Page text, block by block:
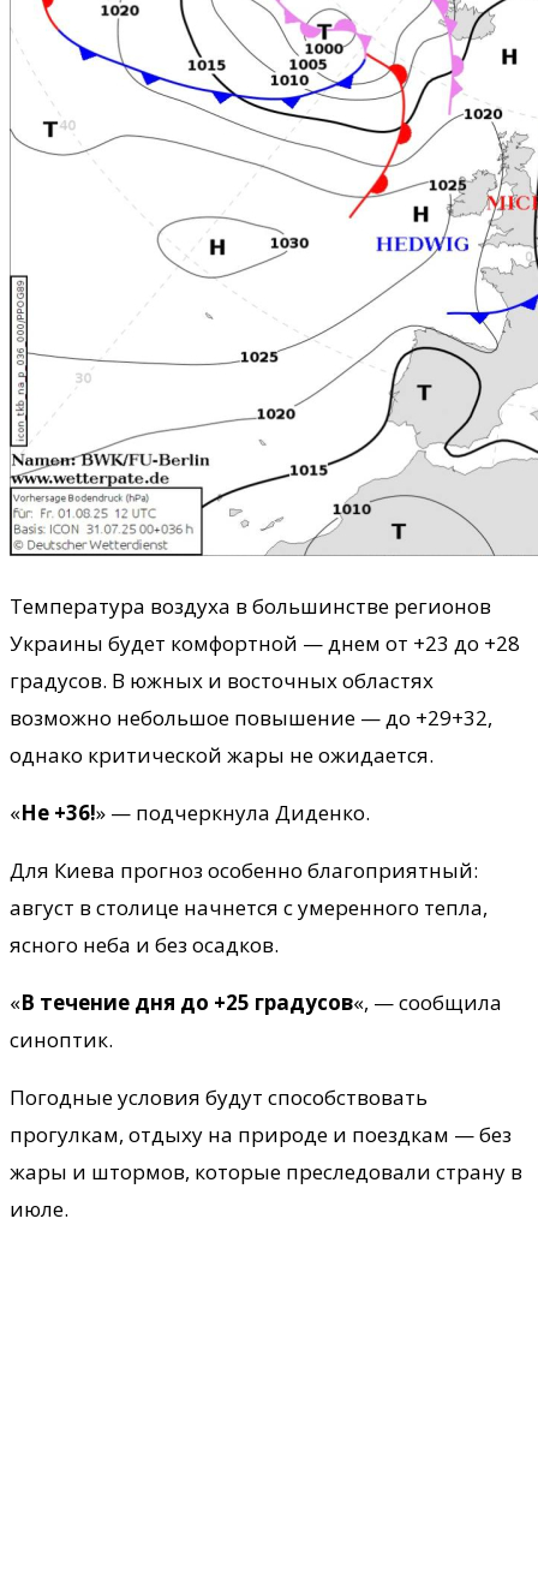
Температура воздуха в большинстве регионов
Украины будет комфортной — днем от +23 до +28
градусов. В южных и восточных областях
возможно небольшое повышение — до +29+32,
однако критической жары не ожидается.
«Не +36!» — подчеркнула Диденко.
Для Киева прогноз особенно благоприятный:
август в столице начнется с умеренного тепла,
ясного неба и без осадков.
«В течение дня до +25 градусов«, — сообщила
синоптик.
Погодные условия будут способствовать
прогулкам, отдыху на природе и поездкам — без
жары и штормов, которые преследовали страну в
июле.